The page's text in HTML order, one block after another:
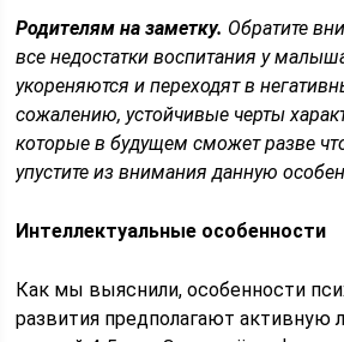
Родителям на заметку. Обратите
все недостатки воспитания у
укореняются и переходят в
сожалению, устойчивые черты
которые в будущем сможет разве
упустите из внимания данную
Интеллектуальные особенности
Как мы выяснили, особенности
развития предполагают активную